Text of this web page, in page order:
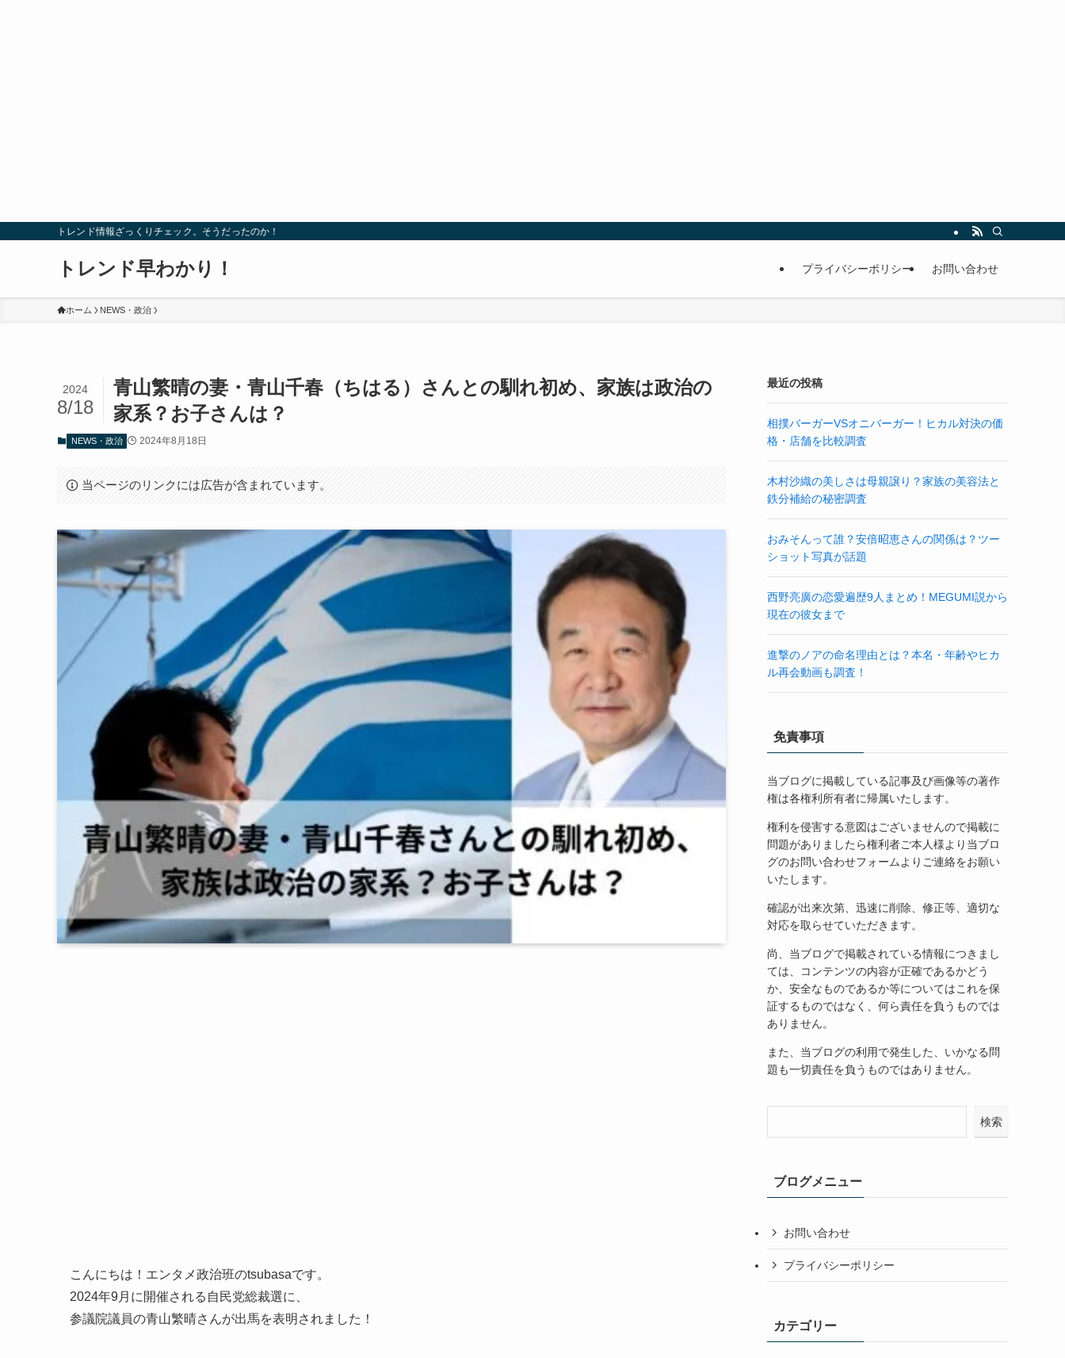
トレンド情報ざっくりチェック。そうだったのか！
トレンド早わかり！ プライバシーポリシー お問い合わせ
ホーム NEWS・政治
青山繁晴の妻・青山千春（ちはる）さんとの馴れ初め、家族は政治の
家系？お子さんは？
2024
8/18
NEWS・政治 2024年8月18日
当ページのリンクには広告が含まれています。
こんにちは！エンタメ政治班のtsubasaです。
2024年9月に開催される自民党総裁選に、
参議院議員の青山繁晴さんが出馬を表明されました！
最近の投稿
相撲バーガーVSオニバーガー！ヒカル対決の価
格・店舗を比較調査
木村沙織の美しさは母親譲り？家族の美容法と
鉄分補給の秘密調査
おみそんって誰？安倍昭恵さんの関係は？ツー
ショット写真が話題
西野亮廣の恋愛遍歴9人まとめ！MEGUMI説から
現在の彼女まで
進撃のノアの命名理由とは？本名・年齢やヒカ
ル再会動画も調査！
免責事項
当ブログに掲載している記事及び画像等の著作
権は各権利所有者に帰属いたします。
権利を侵害する意図はございませんので掲載に
問題がありましたら権利者ご本人様より当ブロ
グのお問い合わせフォームよりご連絡をお願い
いたします。
確認が出来次第、迅速に削除、修正等、適切な
対応を取らせていただきます。
尚、当ブログで掲載されている情報につきまし
ては、コンテンツの内容が正確であるかどう
か、安全なものであるか等についてはこれを保
証するものではなく、何ら責任を負うものでは
ありません。
また、当ブログの利用で発生した、いかなる問
題も一切責任を負うものではありません。
検索
ブログメニュー
お問い合わせ
プライバシーポリシー
カテゴリー